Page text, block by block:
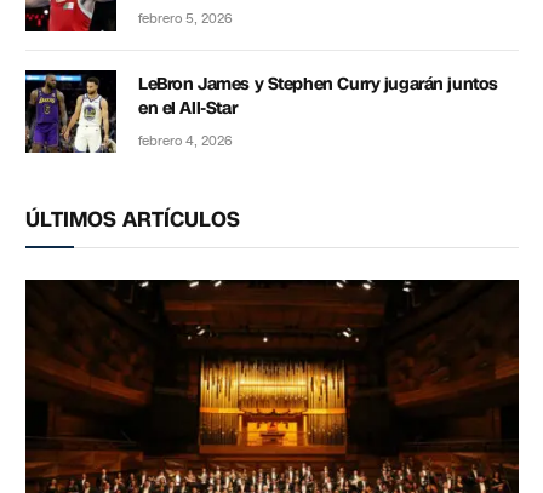
febrero 5, 2026
LeBron James y Stephen Curry jugarán juntos
en el All-Star
febrero 4, 2026
ÚLTIMOS ARTÍCULOS